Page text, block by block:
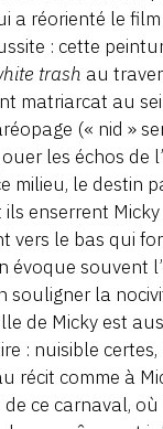
a réorienté le film
: cette
trash au
matriarcat au
(« nid »
les échos de
milieu, le destin
enserrent
vers le bas qui
évoque souvent
la
de Micky est
: nuisible certes,
récit comme à
ce carnaval,